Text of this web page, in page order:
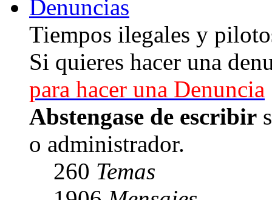
Denuncias
Tiempos ilegales y
Si quieres hacer una
para hacer una Denuncia
Abstengase de escribir
o administrador.
260 Temas